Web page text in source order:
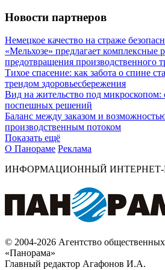
Новости партнеров
Немецкое качество на страже
«Мельхозе» предлагает комплексные
предотвращения производственного
Тихое спасение: как забота о спине
трендом здоровьесбережения
Вид на жительство под микроскопом:
поспешных решений
Баланс между заказом и
производственным потоком
Показать ещё
О Панораме Реклама
ИНФОРМАЦИОННЫЙ ИНТЕРНЕТ-
© 2004-2026 Агентство
«Панорама»
Главный редактор Агафонов И.А.